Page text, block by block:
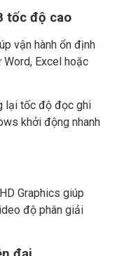
tốc độ cao
vận hành ổn định
Excel hoặc
lại tốc độ đọc ghi
khởi động nhanh
Graphics giúp
độ phân giải